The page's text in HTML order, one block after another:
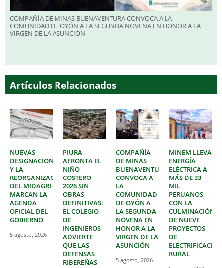
COMPAÑÍA DE MINAS BUENAVENTURA CONVOCA A LA
COMUNIDAD DE OYÓN A LA SEGUNDA NOVENA EN HONOR A LA
VIRGEN DE LA ASUNCIÓN
Artículos Relacionados
NUEVAS
DESIGNACIONES
Y LA
REORGANIZACIÓN
DEL MIDAGRI
MARCAN LA
AGENDA
OFICIAL DEL
GOBIERNO
5 agosto, 2026
PIURA
AFRONTA EL
NIÑO
COSTERO
2026 SIN
OBRAS
DEFINITIVAS:
EL COLEGIO
DE
INGENIEROS
ADVIERTE
QUE LAS
DEFENSAS
RIBEREÑAS
COMPAÑÍA
DE MINAS
BUENAVENTURA
CONVOCA A
LA
COMUNIDAD
DE OYÓN A
LA SEGUNDA
NOVENA EN
HONOR A LA
VIRGEN DE LA
ASUNCIÓN
5 agosto, 2026
MINEM LLEVA
ENERGÍA
ELÉCTRICA A
MÁS DE 33
MIL
PERUANOS
CON LA
CULMINACIÓN
DE NUEVE
PROYECTOS
DE
ELECTRIFICACIÓN
RURAL